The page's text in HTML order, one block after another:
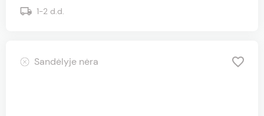
1-2 d.d.
Sandėlyje nėra